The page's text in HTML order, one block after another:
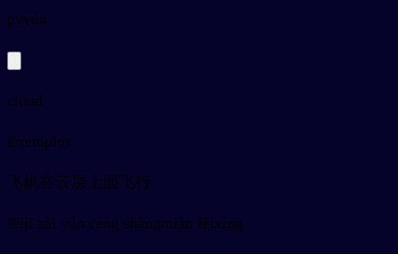
pyyún
cloud
Exemplos
飞机在云层上面飞行
fēijī zài yún céng shàngmiàn fēixíng